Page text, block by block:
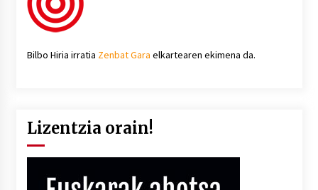
Bilbo Hiria irratia Zenbat Gara elkartearen ekimena da.
Lizentzia orain!